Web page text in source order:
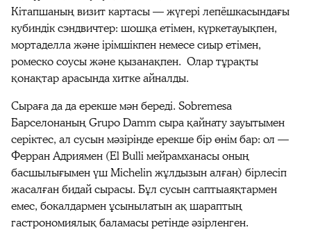
Кітапшаның визит картасы — жүгері лепёшкасындағы
кубиндік сэндвичтер: шошқа етімен, күркетауықпен,
мортаделла және ірімшікпен немесе сиыр етімен,
ромеско соусы және қызанақпен. Олар тұрақты
қонақтар арасында хитке айналды.
Сыраға да да ерекше мән береді. Sobremesa
Барселонаның Grupo Damm сыра қайнату зауытымен
серіктес, ал сусын мәзірінде ерекше бір өнім бар: ол —
Ферран Адриямен (El Bulli мейрамханасы оның
басшылығымен үш Michelin жұлдызын алған) бірлесіп
жасалған бидай сырасы. Бұл сусын саптыаяқтармен
емес, бокалдармен ұсынылатын ақ шараптың
гастрономиялық баламасы ретінде әзірленген.